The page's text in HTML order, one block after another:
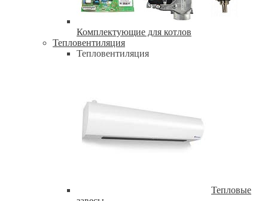
Комплектующие для котлов
Тепловентиляция
Тепловентиляция
Тепловые